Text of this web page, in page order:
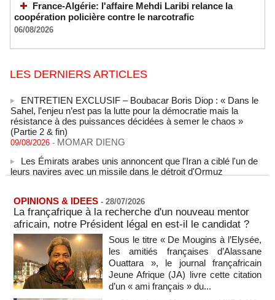
France-Algérie: l'affaire Mehdi Laribi relance la
coopération policière contre le narcotrafic
06/08/2026
LES DERNIERS ARTICLES
Sahel, l’enjeu n’est pas la lutte pour la démocratie mais la
résistance à des puissances décidées à semer le chaos »
(Partie 2 & fin)
09/08/2026 -MOMAR DIENG
Les Émirats arabes unis annoncent que l'Iran a ciblé l'un de
leurs navires avec un missile dans le détroit d'Ormuz
08/08/2026 -
Ceuta s'élève désormais à 14 personnes, selon une autorité
marocaine :
08/08/2026 -
Sénégal - Une revue de presse du 8 août 2026 (Par IA)
08/08/2026 -MOMO ALADJI
SENEGAL - Les Unes de la presse quotidienne du 8/9 août
2026
08/08/2026 -MOMO ALADJI
OPINIONS & IDEES - 28/07/2026
La françafrique à la recherche d'un nouveau mentor
africain, notre Président légal en est-il le candidat ?
Sous le titre « De Mougins à l’Elysée,
les amitiés françaises d’Alassane
Ouattara », le journal françafricain
Jeune Afrique (JA) livre cette citation
d’un « ami français » du...